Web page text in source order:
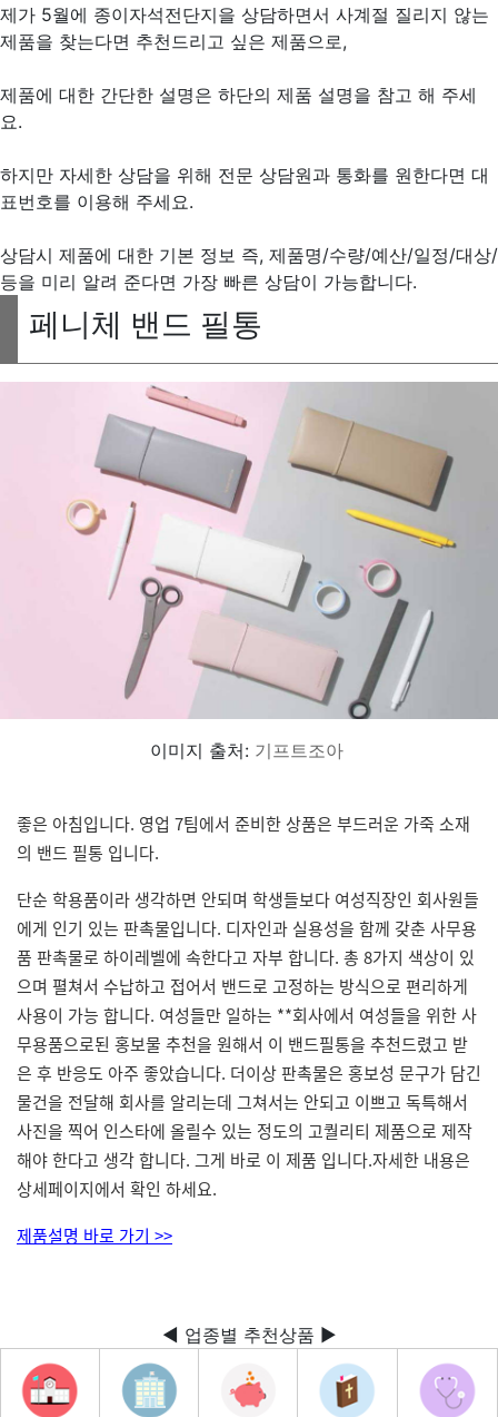
제가 5월에 종이자석전단지을 상담하면서 사계절 질리지 않는
제품을 찾는다면 추천드리고 싶은 제품으로,
제품에 대한 간단한 설명은 하단의 제품 설명을 참고 해 주세
요.
하지만 자세한 상담을 위해 전문 상담원과 통화를 원한다면 대
표번호를 이용해 주세요.
상담시 제품에 대한 기본 정보 즉, 제품명/수량/예산/일정/대상/
등을 미리 알려 준다면 가장 빠른 상담이 가능합니다.
페니체 밴드 필통
이미지 출처: 기프트조아
좋은 아침입니다. 영업 7팀에서 준비한 상품은 부드러운 가죽 소재
의 밴드 필통 입니다.
단순 학용품이라 생각하면 안되며 학생들보다 여성직장인 회사원들
에게 인기 있는 판촉물입니다. 디자인과 실용성을 함께 갖춘 사무용
품 판촉물로 하이레벨에 속한다고 자부 합니다. 총 8가지 색상이 있
으며 펼쳐서 수납하고 접어서 밴드로 고정하는 방식으로 편리하게
사용이 가능 합니다. 여성들만 일하는 **회사에서 여성들을 위한 사
무용품으로된 홍보물 추천을 원해서 이 밴드필통을 추천드렸고 받
은 후 반응도 아주 좋았습니다. 더이상 판촉물은 홍보성 문구가 담긴
물건을 전달해 회사를 알리는데 그쳐서는 안되고 이쁘고 독특해서
사진을 찍어 인스타에 올릴수 있는 정도의 고퀄리티 제품으로 제작
해야 한다고 생각 합니다. 그게 바로 이 제품 입니다.자세한 내용은
상세페이지에서 확인 하세요.
제품설명 바로 가기 >>
◀ 업종별 추천상품 ▶